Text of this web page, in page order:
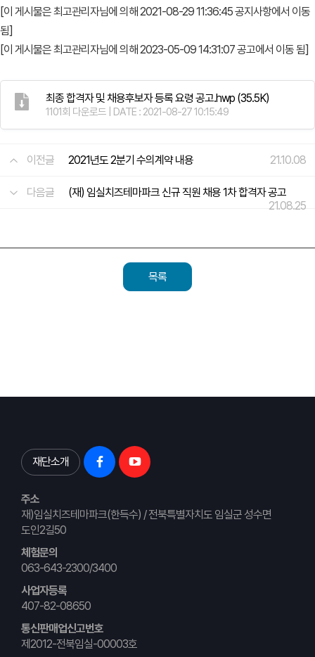
[이 게시물은 최고관리자님에 의해 2021-08-29 11:36:45 공지사항에서 이동
됨]
[이 게시물은 최고관리자님에 의해 2023-05-09 14:31:07 공고에서 이동 됨]
최종 합격자 및 채용후보자 등록 요령 공고.hwp (35.5K)
1101회 다운로드 | DATE : 2021-08-27 10:15:49
이전글 2021년도 2분기 수의계약 내용 21.10.08
다음글
(재) 임실치즈테마파크 신규 직원 채용 1차 합격자 공고
21.08.25
목록
재단소개
주소
재)임실치즈테마파크(한득수) / 전북특별자치도 임실군 성수면
도인2길50
체험문의
063-643-2300/3400
사업자등록
407-82-08650
통신판매업신고번호
제2012-전북임실-00003호